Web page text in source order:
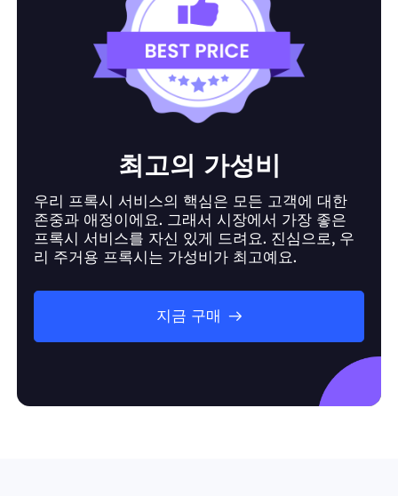
최고의 가성비
우리 프록시 서비스의 핵심은 모든 고객에 대한
존중과 애정이에요. 그래서 시장에서 가장 좋은
프록시 서비스를 자신 있게 드려요. 진심으로, 우
리 주거용 프록시는 가성비가 최고예요.
지금 구매